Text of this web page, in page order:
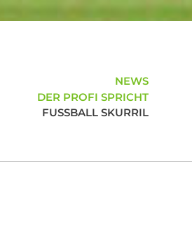
NEWS
DER PROFI SPRICHT
FUSSBALL SKURRIL